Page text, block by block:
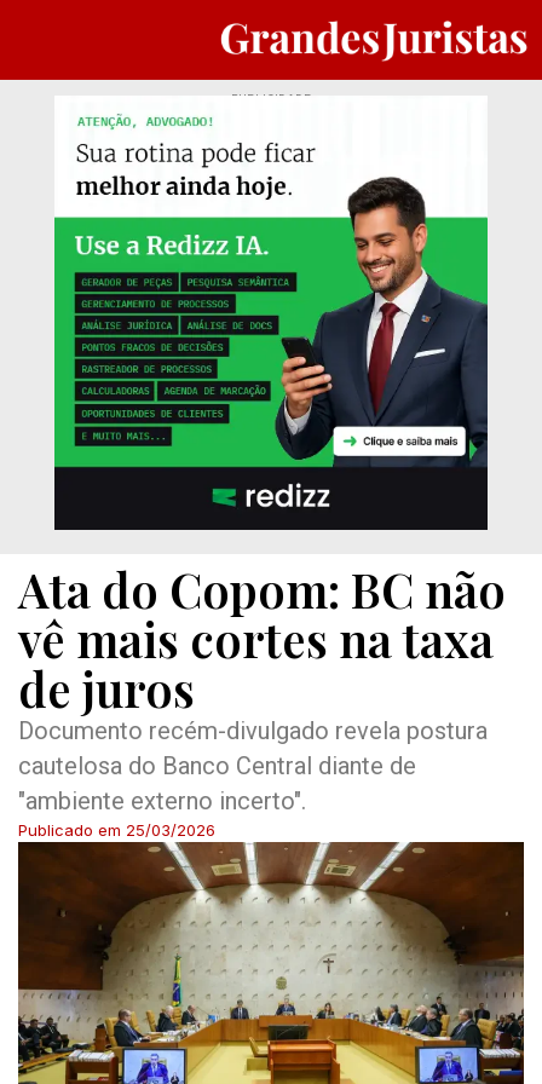
PUBLICIDADE
Ata do Copom: BC não
vê mais cortes na taxa
de juros
Documento recém-divulgado revela postura
cautelosa do Banco Central diante de
"ambiente externo incerto".
Publicado em 25/03/2026